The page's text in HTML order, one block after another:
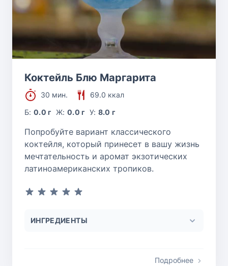
Коктейль Блю Маргарита
30 мин.
69.0 ккал
Б:0.0 г Ж: 0.0 г У: 8.0 г
Попробуйте вариант классического
коктейля, который принесет в вашу жизнь
мечтательность и аромат экзотических
латиноамериканских тропиков.
ИНГРЕДИЕНТЫ
Подробнее